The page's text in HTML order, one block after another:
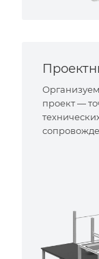
проект —